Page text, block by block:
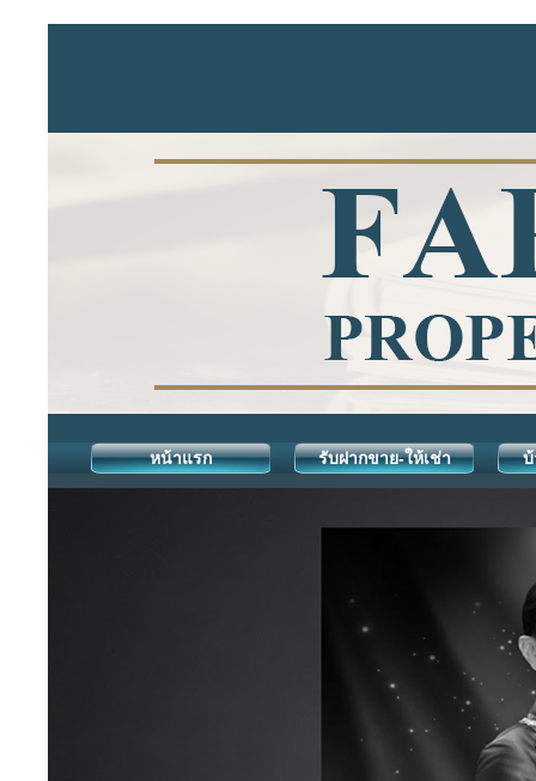
หน้าแรก รับฝากขาย-ให้เช่า บ้